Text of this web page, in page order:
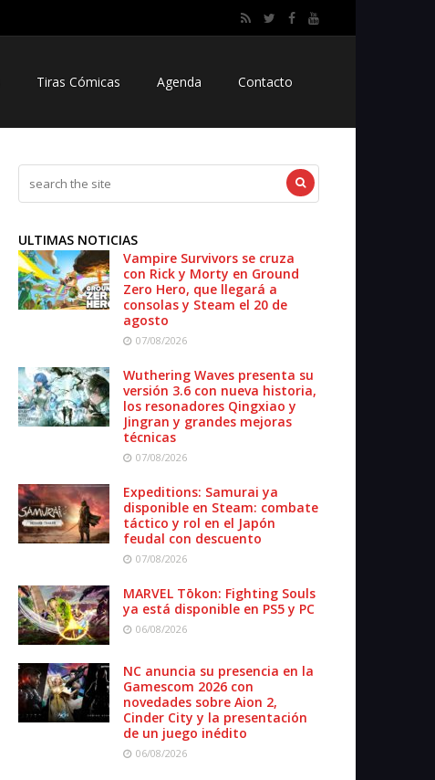
Tiras Cómicas Agenda Contacto
ULTIMAS NOTICIAS
Vampire Survivors se cruza
con Rick y Morty en Ground
Zero Hero, que llegará a
consolas y Steam el 20 de
agosto
07/08/2026
Wuthering Waves presenta su
versión 3.6 con nueva historia,
los resonadores Qingxiao y
Jingran y grandes mejoras
técnicas
07/08/2026
Expeditions: Samurai ya
disponible en Steam: combate
táctico y rol en el Japón
feudal con descuento
07/08/2026
MARVEL Tōkon: Fighting Souls
ya está disponible en PS5 y PC
06/08/2026
NC anuncia su presencia en la
Gamescom 2026 con
novedades sobre Aion 2,
Cinder City y la presentación
de un juego inédito
06/08/2026